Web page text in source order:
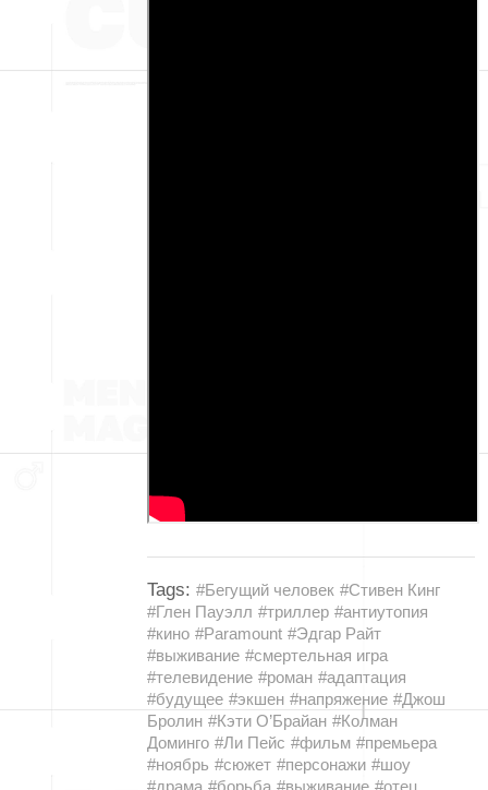
Tags: #Бегущий человек #Стивен Кинг
#Глен Пауэлл #триллер #антиутопия
#кино #Paramount #Эдгар Райт
#выживание #смертельная игра
#телевидение #роман #адаптация
#будущее #экшен #напряжение #Джош
Бролин #Кэти О’Брайан #Колман
Доминго #Ли Пейс #фильм #премьера
#ноябрь #сюжет #персонажи #шоу
#драма #борьба #выживание #отец